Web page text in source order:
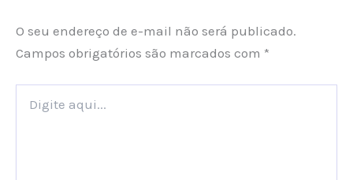
O seu endereço de e-mail não será publicado.
Campos obrigatórios são marcados com *
aqui...